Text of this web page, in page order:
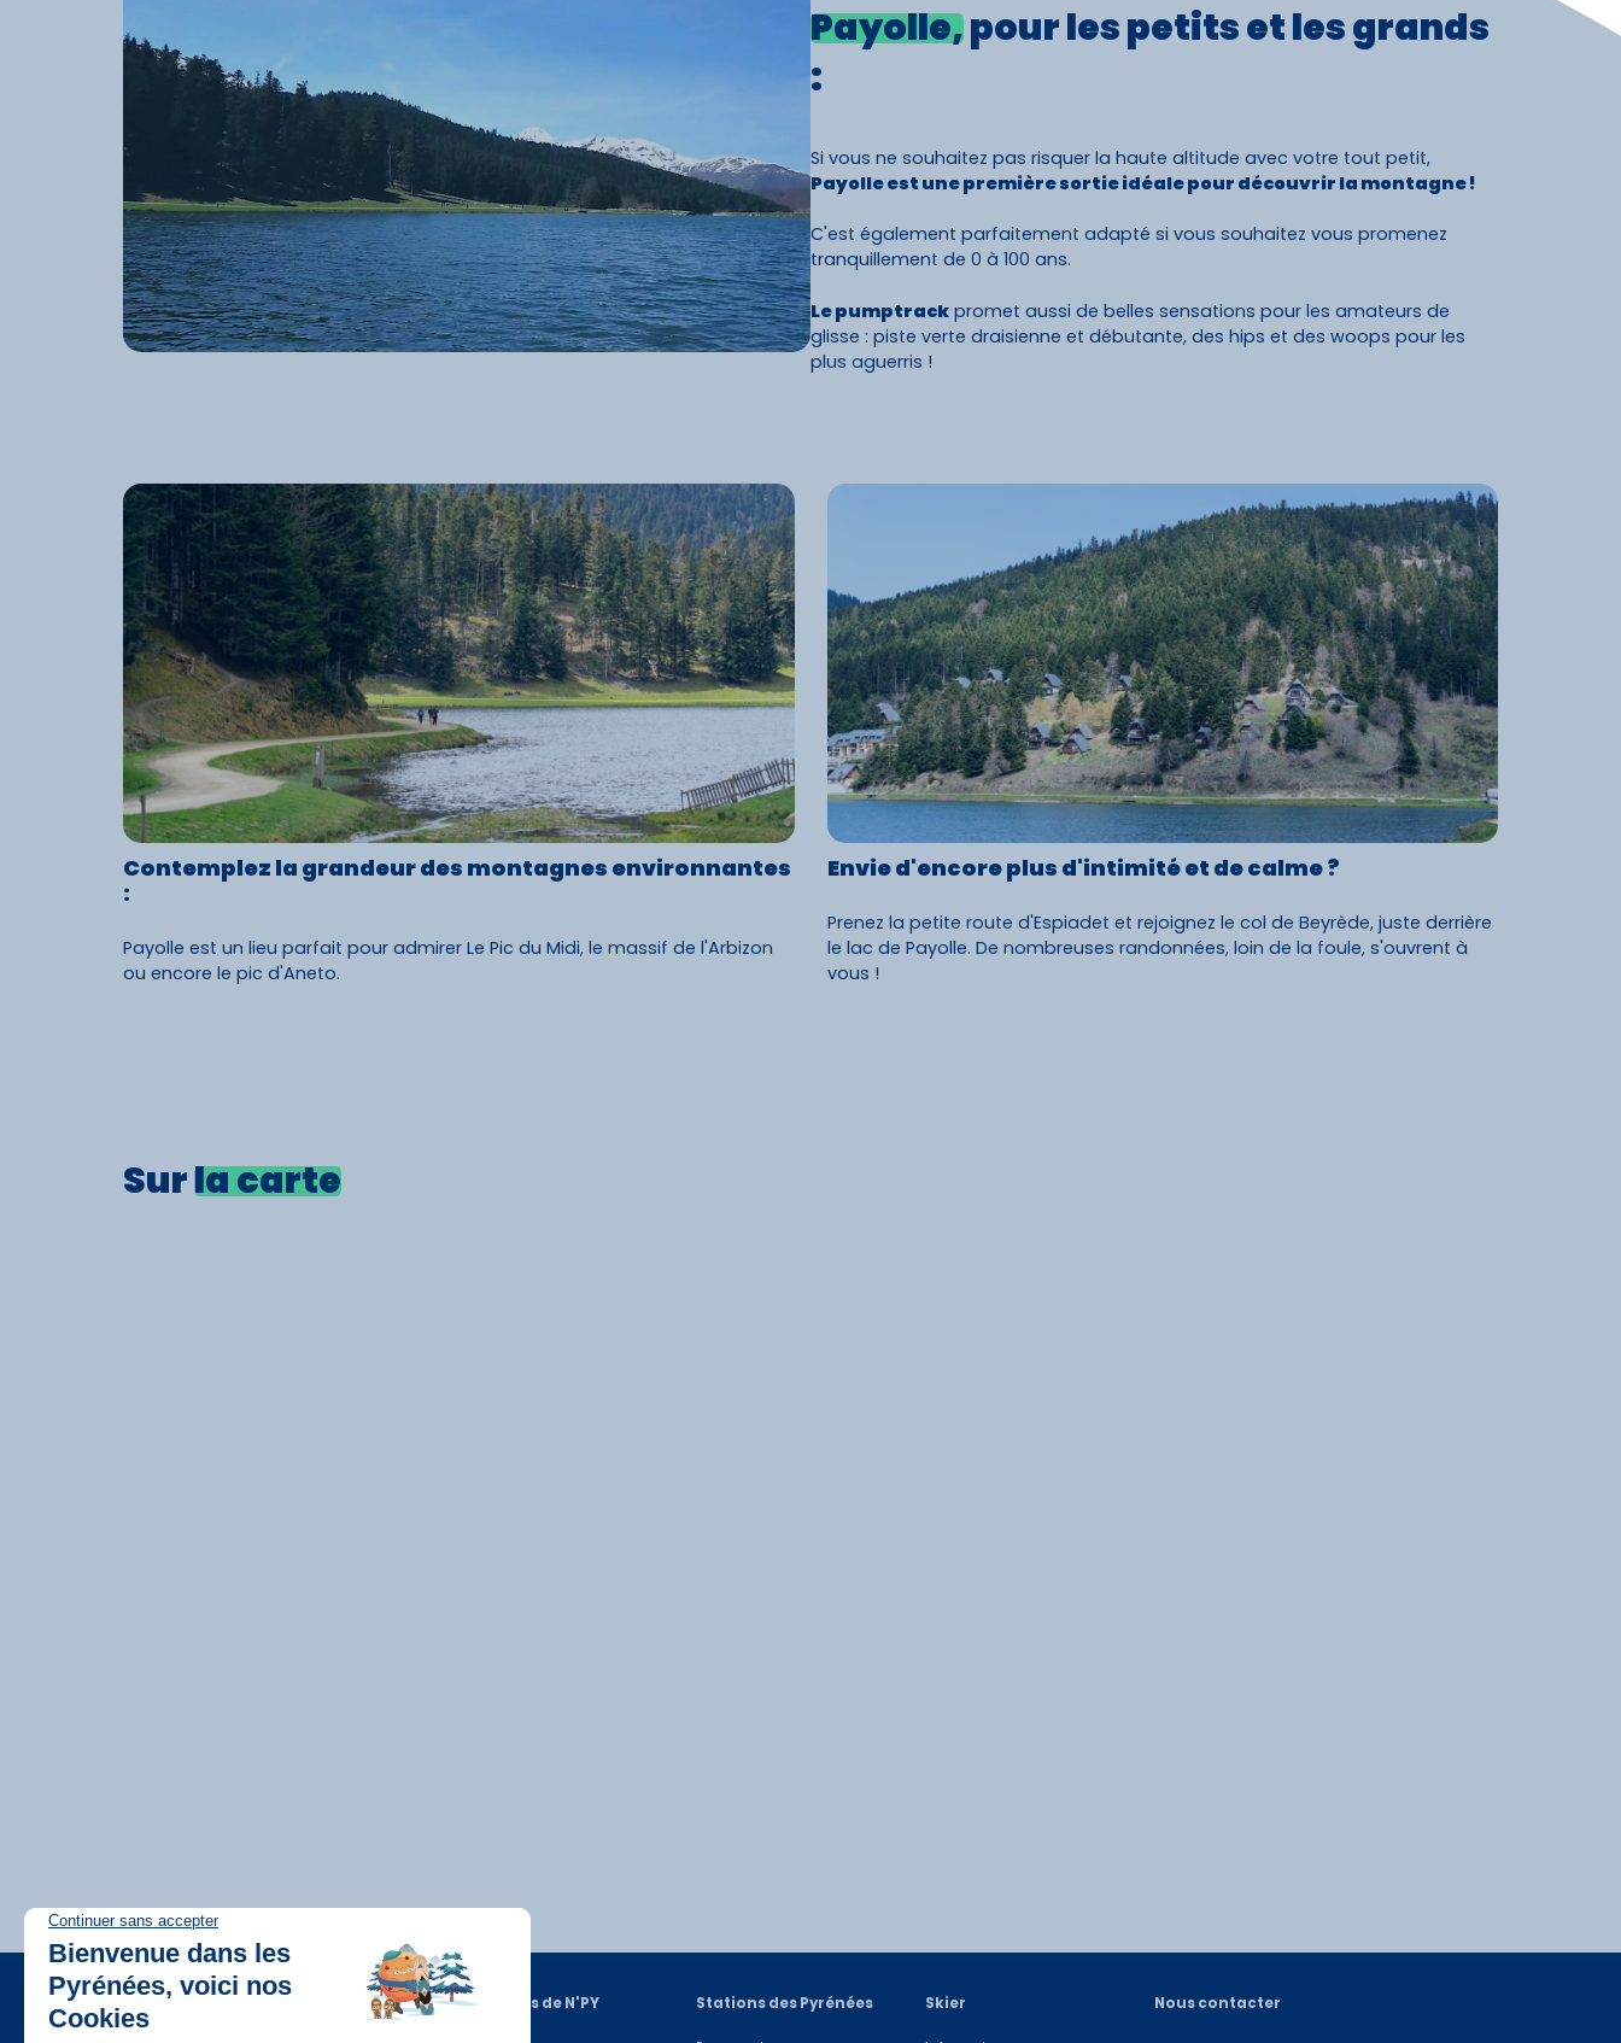
Payolle,pour les petits et les grands
:
Si vous ne souhaitez pas risquer la haute altitude avec votre tout petit,
Payolle est une première sortie idéale pour découvrir la montagne !
C'est également parfaitement adapté si vous souhaitez vous promenez
tranquillement de 0 à 100 ans.
Le pumptrack promet aussi de belles sensations pour les amateurs de
glisse : piste verte draisienne et débutante, des hips et des woops pour les
plus aguerris !
Contemplez la grandeur des montagnes environnantes
:
Payolle est un lieu parfait pour admirer Le Pic du Midi, le massif de l'Arbizon
ou encore le pic d'Aneto.
Envie d'encore plus d'intimité et de calme ?
Prenez la petite route d'Espiadet et rejoignez le col de Beyrède, juste derrière
le lac de Payolle. De nombreuses randonnées, loin de la foule, s'ouvrent à
vous !
Surla carte
A propos de N'PY Stations des Pyrénées Skier Nous contacter